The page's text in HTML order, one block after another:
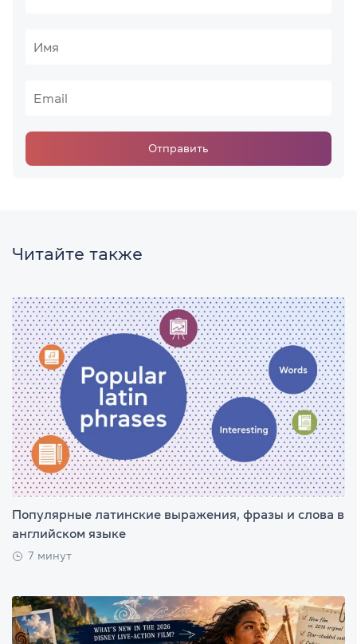
Отправить
Читайте также
Популярные латинские выражения, фразы и слова в
английском языке
7 минут